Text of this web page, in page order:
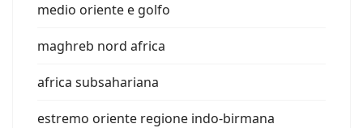
medio oriente e golfo
maghreb nord africa
africa subsahariana
estremo oriente regione indo-birmana